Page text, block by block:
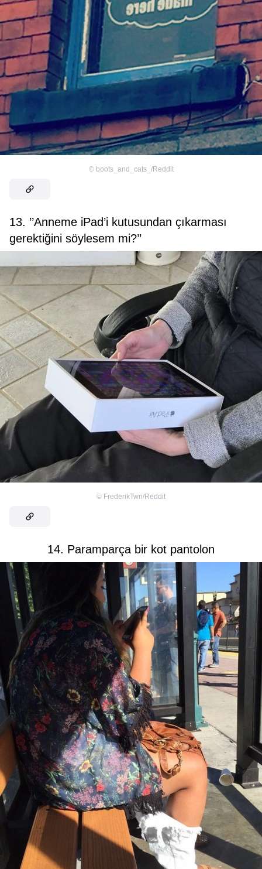
© boots_and_cats_/Reddit
13. ’’Anneme iPad’i kutusundan çıkarması
gerektiğini söylesem mi?’’
© FrederikTwn/Reddit
14. Paramparça bir kot pantolon